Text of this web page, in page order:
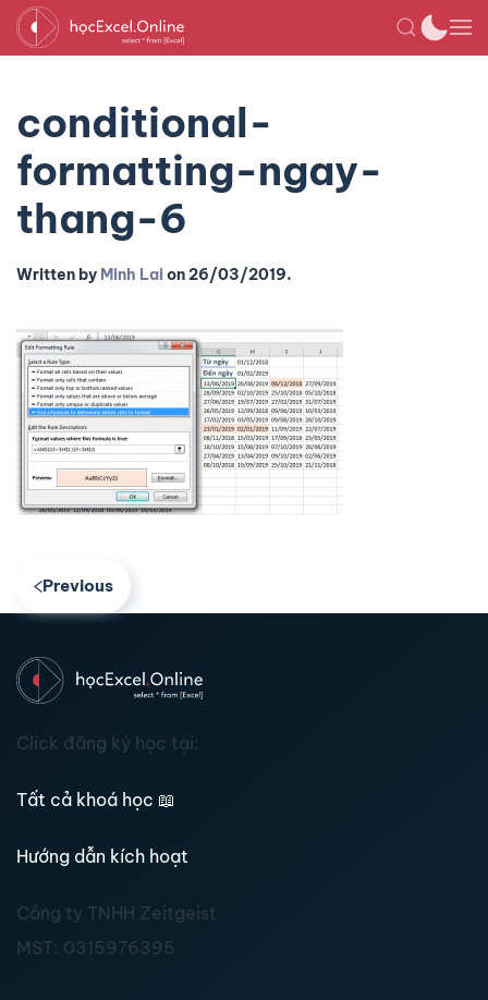
conditional-
formatting-ngay-
thang-6
Written by Minh Laion26/03/2019.
Previous
Click đăng ký học tại:
Tất cả khoá học 📖
Hướng dẫn kích hoạt
Công ty TNHH Zeitgeist
MST: 0315976395